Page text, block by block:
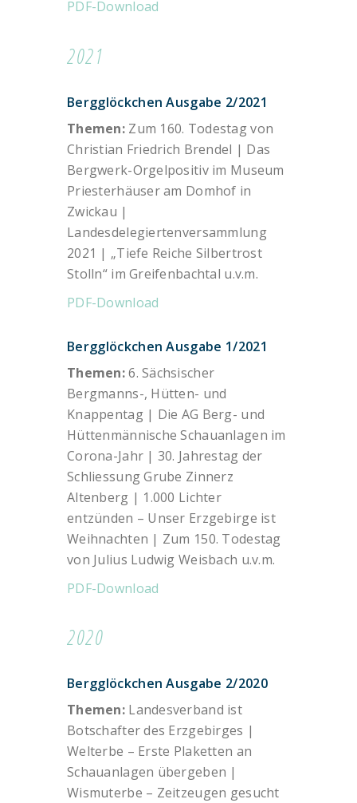
PDF-Download
2021
Bergglöckchen Ausgabe 2/2021
Themen:Zum 160. Todestag von
Christian Friedrich Brendel | Das
Bergwerk-Orgelpositiv im Museum
Priesterhäuser am Domhof in
Zwickau |
Landesdelegiertenversammlung
2021 | „Tiefe Reiche Silbertrost
Stolln“ im Greifenbachtal u.v.m.
PDF-Download
Bergglöckchen Ausgabe 1/2021
Themen:6. Sächsischer
Bergmanns-, Hütten- und
Knappentag | Die AG Berg- und
Hüttenmännische Schauanlagen im
Corona-Jahr | 30. Jahrestag der
Schliessung Grube Zinnerz
Altenberg | 1.000 Lichter
entzünden – Unser Erzgebirge ist
Weihnachten | Zum 150. Todestag
von Julius Ludwig Weisbach u.v.m.
PDF-Download
2020
Bergglöckchen Ausgabe 2/2020
Themen:Landesverband ist
Botschafter des Erzgebirges |
Welterbe – Erste Plaketten an
Schauanlagen übergeben |
Wismuterbe – Zeitzeugen gesucht